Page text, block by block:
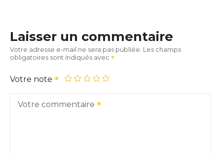
Laisser un commentaire
Votre adresse e-mail ne sera pas publiée. Les champs
obligatoires sont indiqués avec
Votre note
Votre commentaire